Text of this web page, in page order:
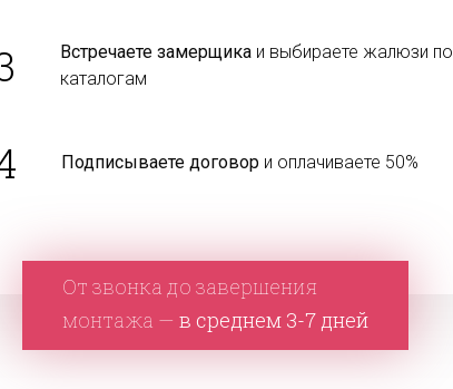
Встречаете замерщика и выбираете жалюзи по
каталогам
Подписываете договор и оплачиваете 50%
От звонка до завершения
монтажа — в среднем 3-7 дней